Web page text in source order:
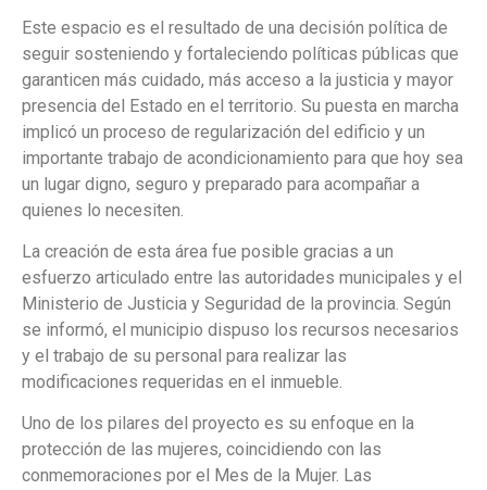
Este espacio es el resultado de una decisión política de
seguir sosteniendo y fortaleciendo políticas públicas que
garanticen más cuidado, más acceso a la justicia y mayor
presencia del Estado en el territorio. Su puesta en marcha
implicó un proceso de regularización del edificio y un
importante trabajo de acondicionamiento para que hoy sea
un lugar digno, seguro y preparado para acompañar a
quienes lo necesiten.
La creación de esta área fue posible gracias a un
esfuerzo articulado entre las autoridades municipales y el
Ministerio de Justicia y Seguridad de la provincia. Según
se informó, el municipio dispuso los recursos necesarios
y el trabajo de su personal para realizar las
modificaciones requeridas en el inmueble.
Uno de los pilares del proyecto es su enfoque en la
protección de las mujeres, coincidiendo con las
conmemoraciones por el Mes de la Mujer. Las